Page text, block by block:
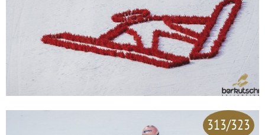
313/323